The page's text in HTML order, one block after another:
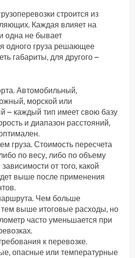
строится из
Каждая влияет на
одна не бывает
одного груза решающее
габариты, для другого –
Автомобильный,
морской или
– каждый тип имеет свою базу
и диапазон расстояний,
груза. Стоимость пересчета
по весу, либо по объему
зависимости от того, какой
выше после применения
Чем больше
тем выше итоговые расходы, но
часто уменьшается при
к перевозке.
опасные или температурные